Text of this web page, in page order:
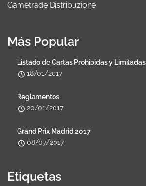
Gametrade Distribuzione
Más Popular
Listado de Cartas Prohibidas y Limitadas
18/01/2017
Reglamentos
20/01/2017
Grand Prix Madrid 2017
08/07/2017
Etiquetas